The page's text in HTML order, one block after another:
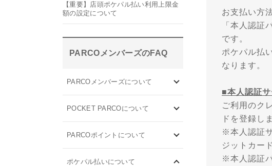
【重要】店頭ポケパル払い利用上限金
額の設定について
PARCOメンバーズのFAQ
PARCOメンバーズについて
POCKET PARCOについて
PARCOポイントについて
ポケパル払いについて
お支払い方
「本人認証
です。
ポケパル払
なります。
■本人認証
ご利用のク
ドを登録し
※本人認証
ジットカー
※本人認証